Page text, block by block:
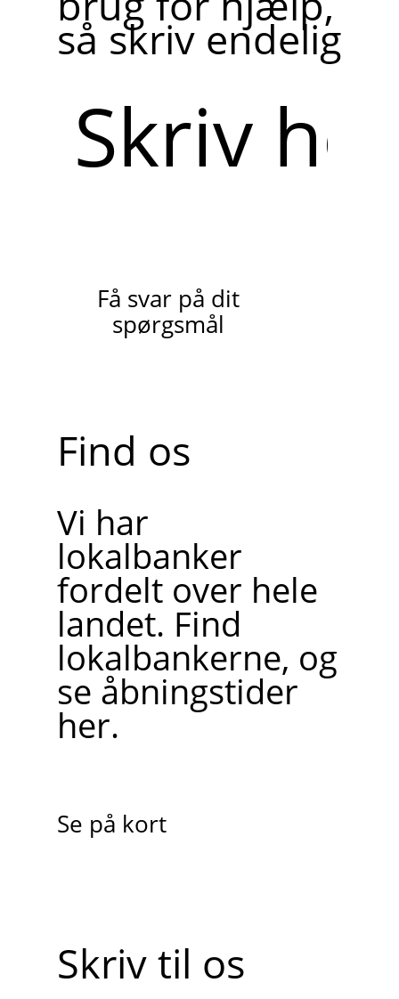
så skriv endelig
her
Få svar på dit
spørgsmål
Find os
Vi har
lokalbanker
fordelt over hele
landet. Find
lokalbankerne, og
se åbningstider
her.
Se på kort
Skriv til os